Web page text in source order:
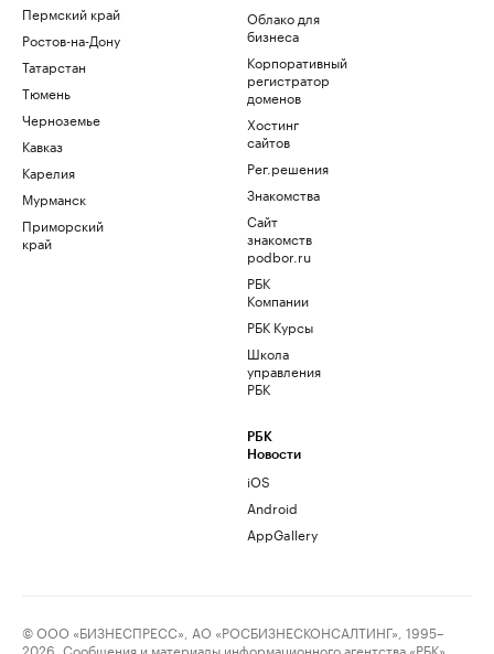
Пермский край
Ростов-на-Дону
Татарстан
Тюмень
Черноземье
Кавказ
Карелия
Мурманск
Приморский
край
Облако для
бизнеса
Корпоративный
регистратор
доменов
Хостинг
сайтов
Рег.решения
Знакомства
Сайт
знакомств
podbor.ru
РБК
Компании
РБК Курсы
Школа
управления
РБК
РБК
Новости
iOS
Android
AppGallery
© ООО «БИЗНЕСПРЕСС», АО «РОСБИЗНЕСКОНСАЛТИНГ», 1995–
2026. Сообщения и материалы информационного агентства «РБК»